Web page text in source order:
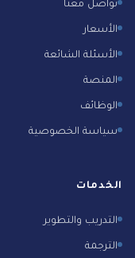
الأسعار
الأسئلة الشائعة
المنصة
الوظائف
سياسة الخصوصية
الخدمات
التدريب والتطوير
الترجمة